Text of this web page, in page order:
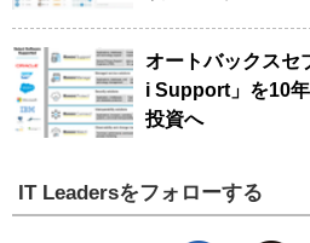
オートバックスセ
i Support」を10
投資へ
IT Leadersをフォローする